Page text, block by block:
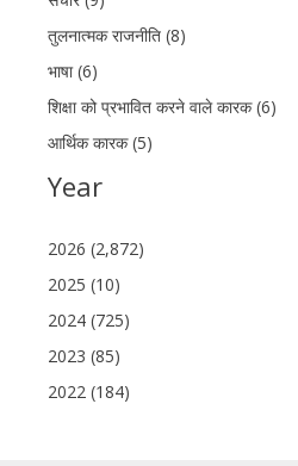
तुलनात्मक राजनीति (8)
भाषा (6)
शिक्षा को प्रभावित करने वाले कारक (6)
आर्थिक कारक (5)
Year
2026 (2,872)
2025 (10)
2024 (725)
2023 (85)
2022 (184)